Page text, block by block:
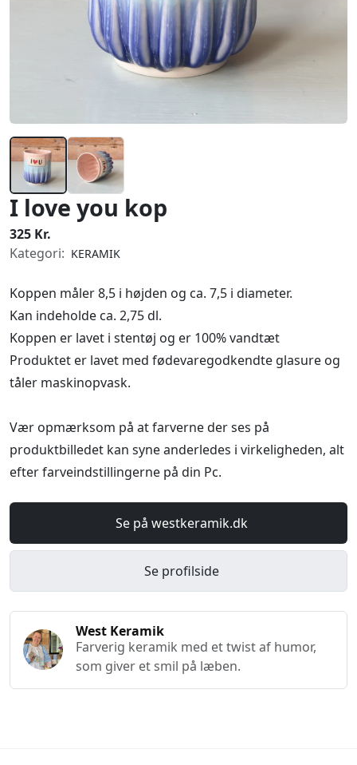
I love you kop
325 Kr.
Kategori: KERAMIK
Koppen måler 8,5 i højden og ca. 7,5 i diameter.
Kan indeholde ca. 2,75 dl.
Koppen er lavet i stentøj og er 100% vandtæt
Produktet er lavet med fødevaregodkendte glasure og
tåler maskinopvask.
Vær opmærksom på at farverne der ses på
produktbilledet kan syne anderledes i virkeligheden, alt
efter farveindstillingerne på din Pc.
Se på westkeramik.dk
Se profilside
West Keramik
Farverig keramik med et twist af humor,
som giver et smil på læben.